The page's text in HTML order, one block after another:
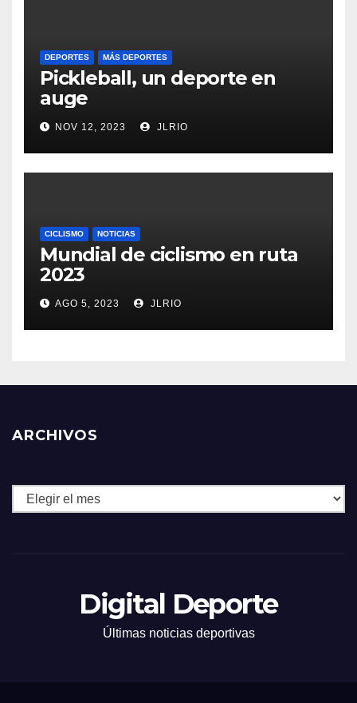
DEPORTES MÁS DEPORTES
Pickleball, un deporte en
auge
NOV 12, 2023 JLRIO
CICLISMO NOTICIAS
Mundial de ciclismo en ruta
2023
AGO 5, 2023 JLRIO
ARCHIVOS
Archivos
Digital Deporte
Últimas noticias deportivas